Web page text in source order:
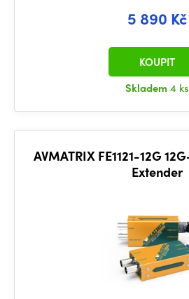
5 890 Kč
Skladem4 ks
KOUPIT
AVMATRIX FE1121-12G
Extender